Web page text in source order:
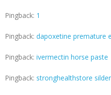
Pingback: 1
Pingback: dapoxetine premature
Pingback: ivermectin horse paste
Pingback: stronghealthstore